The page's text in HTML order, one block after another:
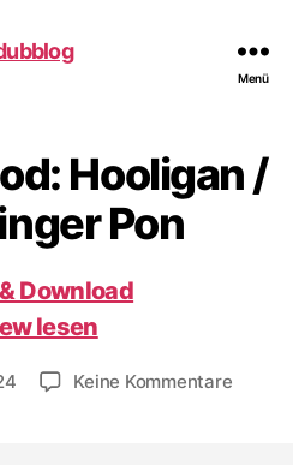
Menü
Hooligan /
Pon
Download
lesen
Keine Kommentarezu